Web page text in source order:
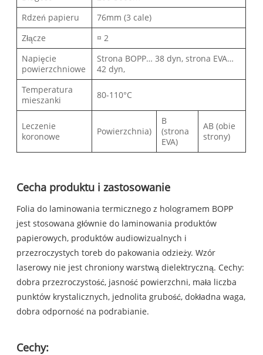
Rdzeń papieru
76mm (3 cale)
Złącze
¤ 2
Napięcie
powierzchniowe
Strona BOPP… 38 dyn, strona EVA…
42 dyn,
Temperatura
mieszanki
80-110°C
Leczenie
koronowe
Powierzchnia)
B
(strona
EVA)
AB (obie
strony)
Cecha produktu i zastosowanie
Folia do laminowania termicznego z hologramem BOPP
jest stosowana głównie do laminowania produktów
papierowych, produktów audiowizualnych i
przezroczystych toreb do pakowania odzieży. Wzór
laserowy nie jest chroniony warstwą dielektryczną. Cechy:
dobra przezroczystość, jasność powierzchni, mała liczba
punktów krystalicznych, jednolita grubość, dokładna waga,
dobra odporność na podrabianie.
Cechy: